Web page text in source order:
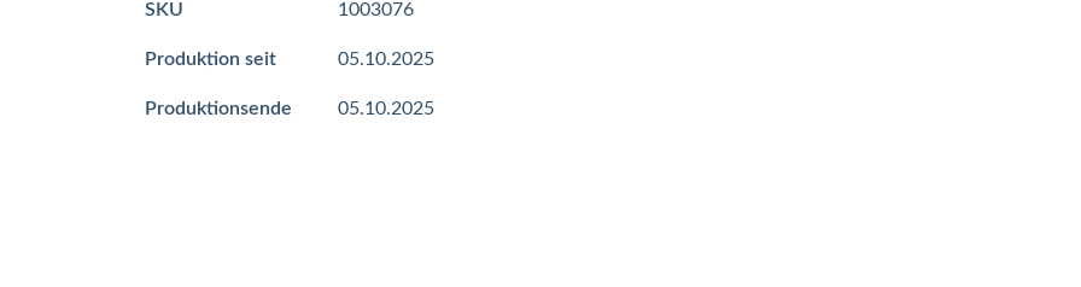
SKU 1003076
Produktion seit 05.10.2025
Produktionsende 05.10.2025